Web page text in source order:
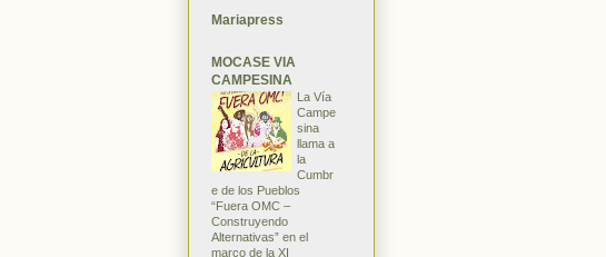
Mariapress
MOCASE VIA
CAMPESINA
La Vía
Campe
sina
llama a
la
Cumbr
e de los Pueblos
“Fuera OMC –
Construyendo
Alternativas” en el
marco de la XI